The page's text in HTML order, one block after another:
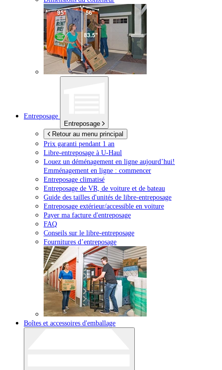
Entreposage
Entreposage
Retour au menu principal
Prix garanti pendant 1 an
Libre-entreposage à U-Haul
Louez un déménagement en ligne aujourd’hui!
Emménagement en ligne : commencer
Entreposage climatisé
Entreposage de VR, de voiture et de bateau
Guide des tailles d'unités de libre-entreposage
Entreposage extérieur/accessible en voiture
Payer ma facture d'entreposage
FAQ
Conseils sur le libre-entreposage
Fournitures d’entreposage
Boîtes et accessoires d'emballage